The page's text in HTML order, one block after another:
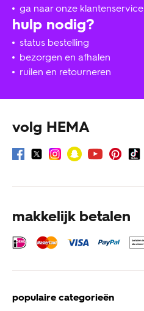
hulp nodig?
status bestelling
bezorgen en afhalen
ruilen en retourneren
ga naar onze klantenservice
volg HEMA
makkelijk betalen
populaire categorieën